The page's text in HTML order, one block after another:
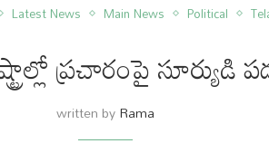
Latest News Main News Political
ప్రచారంపై సూర్యుడి
written byRama